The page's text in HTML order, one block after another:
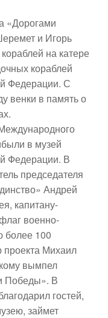
«Дорогами
и Игорь
на катере
кораблей
Федерации. С
венки в память о
в музей
Федерации. В
председателя
Андрей
капитану-
военно-
100
проекта Михаил
вымпел
Победы». В
гостей,
займет